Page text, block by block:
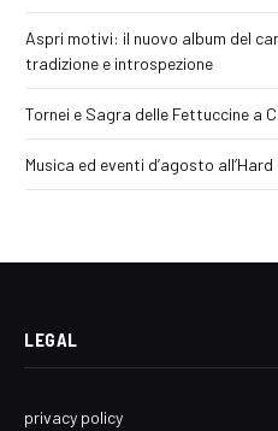
Aspri motivi: il nuovo album del
tradizione e introspezione
Tornei e Sagra delle Fettuccine a
Musica ed eventi d’agosto
LEGAL
privacy policy